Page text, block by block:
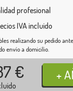
profesional
IVA incluido
realizando su pedido
envío a domicilio.
€